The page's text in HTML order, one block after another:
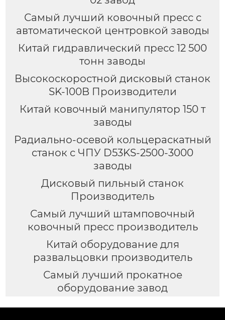
Самый лучший ковочный пресс с
автоматической центровкой заводы
Китай гидравлический пресс 12 500
тонн заводы
Высокоскоростной дисковый станок
SK-100B Производители
Китай ковочный манипулятор 150 т
заводы
Радиально-осевой кольцераскатный
станок с ЧПУ D53KS-2500-3000
заводы
Дисковый пильный станок
Производитель
Самый лучший штамповочный
ковочный пресс производитель
Китай оборудование для
развальцовки производитель
Самый лучший прокатное
оборудование завод